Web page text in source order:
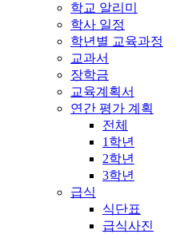
학교 알리미
학사 일정
학년별 교육과정
교과서
장학금
교육계획서
연간 평가 계획
전체
1학년
2학년
3학년
급식
식단표
급식사진